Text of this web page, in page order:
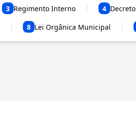
3 Regimento Interno 4 Decreto
8 Lei Orgânica Municipal